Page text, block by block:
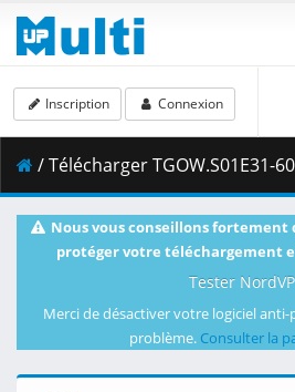
Inscription Connexion
/ Télécharger TGOW.S01E31-
Nous vous conseillons fortement
protéger votre téléchargement
Tester
Merci de désactiver votre logiciel
problème. Consulter la